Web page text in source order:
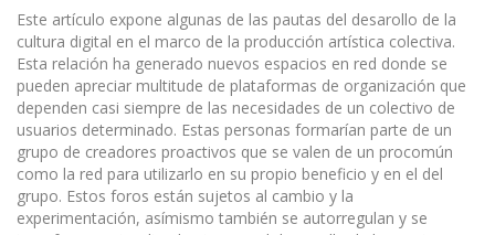
Este artículo expone algunas de las pautas del desarollo de la
cultura digital en el marco de la producción artística colectiva.
Esta relación ha generado nuevos espacios en red donde se
pueden apreciar multitude de plataformas de organización que
dependen casi siempre de las necesidades de un colectivo de
usuarios determinado. Estas personas formarían parte de un
grupo de creadores proactivos que se valen de un procomún
como la red para utilizarlo en su propio beneficio y en el del
grupo. Estos foros están sujetos al cambio y la
experimentación, asímismo también se autorregulan y se